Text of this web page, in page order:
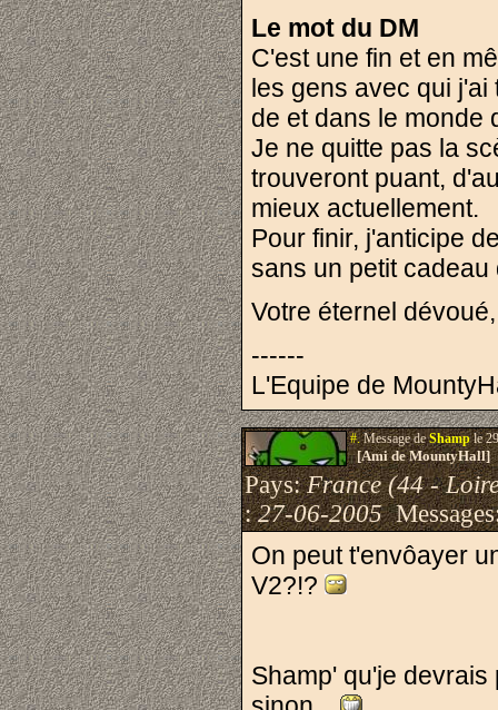
Le mot du DM
C'est une fin et en
les gens avec qui
de et dans le monde
Je ne quitte pas la
trouveront puant,
mieux actuellement.
Pour finir, j'anticipe
sans un petit cadeau
Votre éternel
------
L'Equipe de
#.Message deShample
[Ami de MountyHall]
Pays:France (44 -
:27-06-2005
On peut t'envôayer
V2?!?
Shamp' qu'je